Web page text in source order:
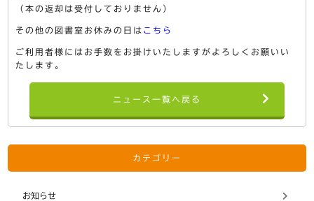
（本の返却は受付しておりません）
その他の図書室お休みの日は こちら
ご利用者様にはお手数をお掛けいたしますがよろしくお願いい
たします。
ニュース一覧へ戻る
カテゴリー
お知らせ